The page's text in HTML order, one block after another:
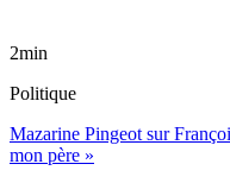
2min
Politique
Mazarine Pingeot sur
mon père »